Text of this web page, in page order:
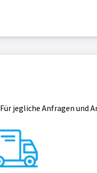
Für jegliche Anfragen und